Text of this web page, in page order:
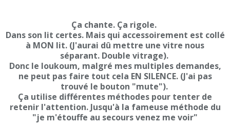
Ça chante. Ça rigole.
Dans son lit certes. Mais qui accessoirement est collé
à MON lit. (J'aurai dû mettre une vitre nous
séparant. Double vitrage).
Donc le loukoum, malgré mes multiples demandes,
ne peut pas faire tout cela EN SILENCE. (J'ai pas
trouvé le bouton "mute").
Ça utilise différentes méthodes pour tenter de
retenir l'attention. Jusqu'à la fameuse méthode du
"je m'étouffe au secours venez me voir"